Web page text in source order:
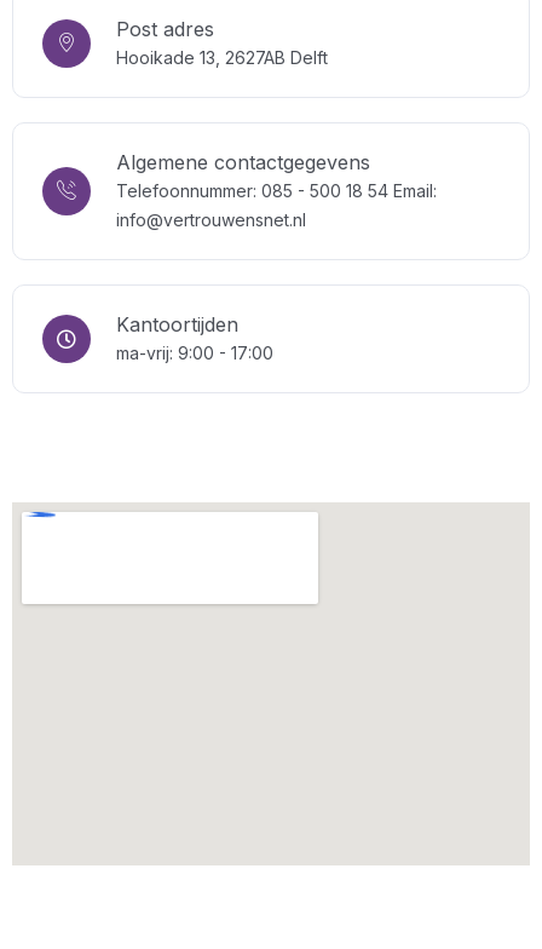
Post adres
Hooikade 13, 2627AB Delft
Algemene contactgegevens
Telefoonnummer: 085 - 500 18 54 Email:
info@vertrouwensnet.nl
Kantoortijden
ma-vrij: 9:00 - 17:00